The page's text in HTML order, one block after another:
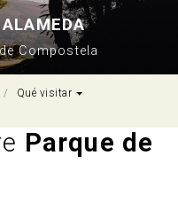
Compostela
Qué visitar Dropdown
Parque de